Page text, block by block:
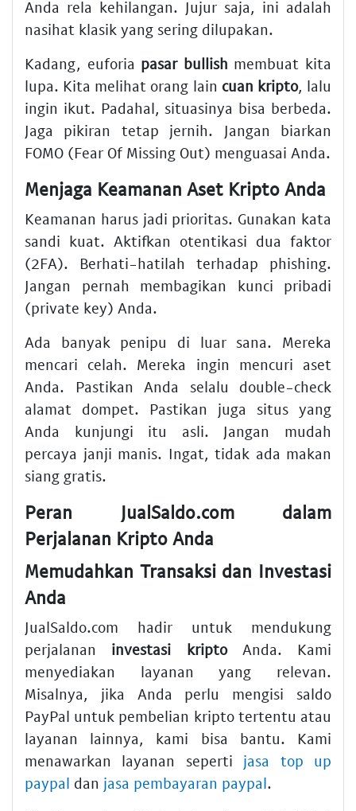
Anda rela kehilangan. Jujur saja, ini adalah
nasihat klasik yang sering dilupakan.
Kadang, euforia pasar bullish membuat kita
lupa. Kita melihat orang lain cuan kripto, lalu
ingin ikut. Padahal, situasinya bisa berbeda.
Jaga pikiran tetap jernih. Jangan biarkan
FOMO (Fear Of Missing Out) menguasai Anda.
Menjaga Keamanan Aset Kripto Anda
Keamanan harus jadi prioritas. Gunakan kata
sandi kuat. Aktifkan otentikasi dua faktor
(2FA). Berhati-hatilah terhadap phishing.
Jangan pernah membagikan kunci pribadi
(private key) Anda.
Ada banyak penipu di luar sana. Mereka
mencari celah. Mereka ingin mencuri aset
Anda. Pastikan Anda selalu double-check
alamat dompet. Pastikan juga situs yang
Anda kunjungi itu asli. Jangan mudah
percaya janji manis. Ingat, tidak ada makan
siang gratis.
Peran JualSaldo.com dalam
Perjalanan Kripto Anda
Memudahkan Transaksi dan Investasi
Anda
JualSaldo.com hadir untuk mendukung
perjalanan investasi kriptoAnda. Kami
menyediakan layanan yang relevan.
Misalnya, jika Anda perlu mengisi saldo
PayPal untuk pembelian kripto tertentu atau
layanan lainnya, kami bisa bantu. Kami
menawarkan layanan seperti jasa top up
paypal dan jasa pembayaran paypal.